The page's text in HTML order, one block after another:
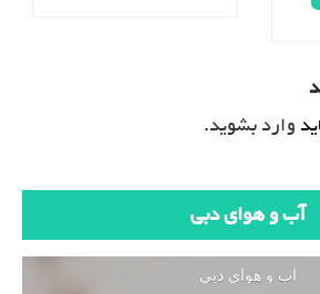
وارد بشوید.
آب و هوای دبی
آب و هوای دبی